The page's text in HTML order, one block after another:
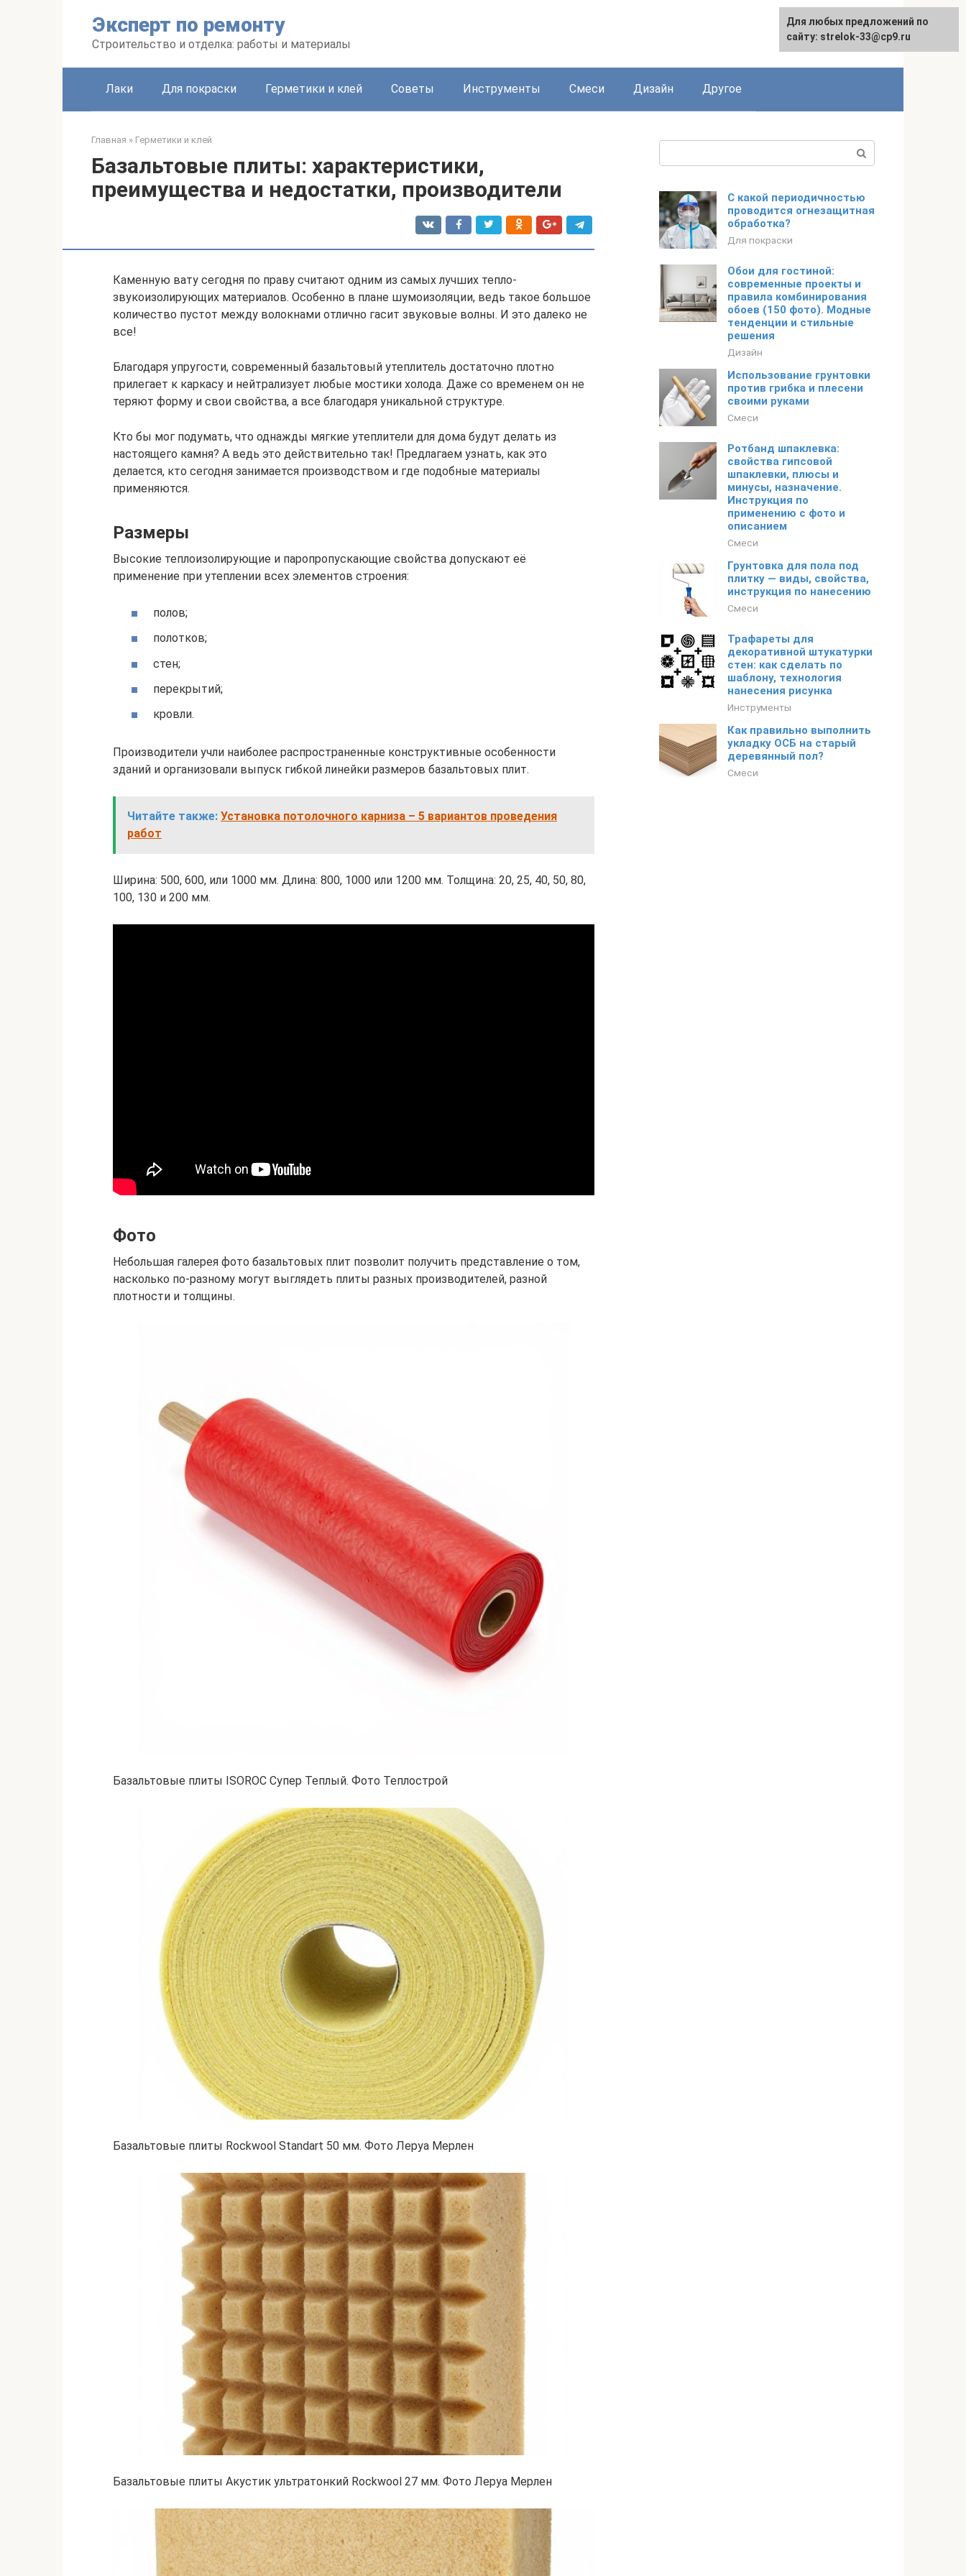
Эксперт по ремонту
Строительство и отделка: работы и материалы
Лаки Для покраски Герметики и клей Советы Инструменты Смеси Дизайн Другое
Главная » Герметики и клей
Базальтовые плиты: характеристики,
преимущества и недостатки, производители
Каменную вату сегодня по праву считают одним из самых лучших тепло-
звукоизолирующих материалов. Особенно в плане шумоизоляции, ведь такое большое
количество пустот между волокнами отлично гасит звуковые волны. И это далеко не
все!
Благодаря упругости, современный базальтовый утеплитель достаточно плотно
прилегает к каркасу и нейтрализует любые мостики холода. Даже со временем он не
теряют форму и свои свойства, а все благодаря уникальной структуре.
Кто бы мог подумать, что однажды мягкие утеплители для дома будут делать из
настоящего камня? А ведь это действительно так! Предлагаем узнать, как это
делается, кто сегодня занимается производством и где подобные материалы
применяются.
Размеры
Высокие теплоизолирующие и паропропускающие свойства допускают её
применение при утеплении всех элементов строения:
полов;
полотков;
стен;
перекрытий;
кровли.
Производители учли наиболее распространенные конструктивные особенности
зданий и организовали выпуск гибкой линейки размеров базальтовых плит.
Читайте также: Установка потолочного карниза – 5 вариантов проведения
работ
Ширина: 500, 600, или 1000 мм. Длина: 800, 1000 или 1200 мм. Толщина: 20, 25, 40, 50, 80,
100, 130 и 200 мм.
Фото
Небольшая галерея фото базальтовых плит позволит получить представление о том,
насколько по-разному могут выглядеть плиты разных производителей, разной
плотности и толщины.
Базальтовые плиты ISOROC Супер Теплый. Фото Теплострой
Базальтовые плиты Rockwool Standart 50 мм. Фото Леруа Мерлен
Базальтовые плиты Акустик ультратонкий Rockwool 27 мм. Фото Леруа Мерлен
С какой периодичностью
проводится огнезащитная
обработка?
Для покраски
Обои для гостиной:
современные проекты и
правила комбинирования
обоев (150 фото). Модные
тенденции и стильные
решения
Дизайн
Использование грунтовки
против грибка и плесени
своими руками
Смеси
Ротбанд шпаклевка:
свойства гипсовой
шпаклевки, плюсы и
минусы, назначение.
Инструкция по
применению с фото и
описанием
Смеси
Грунтовка для пола под
плитку — виды, свойства,
инструкция по нанесению
Смеси
Трафареты для
декоративной штукатурки
стен: как сделать по
шаблону, технология
нанесения рисунка
Инструменты
Как правильно выполнить
укладку ОСБ на старый
деревянный пол?
Смеси
Для любых предложений по
сайту: strelok-33@cp9.ru
Для любых предложений по
сайту: strelok-33@cp9.ru